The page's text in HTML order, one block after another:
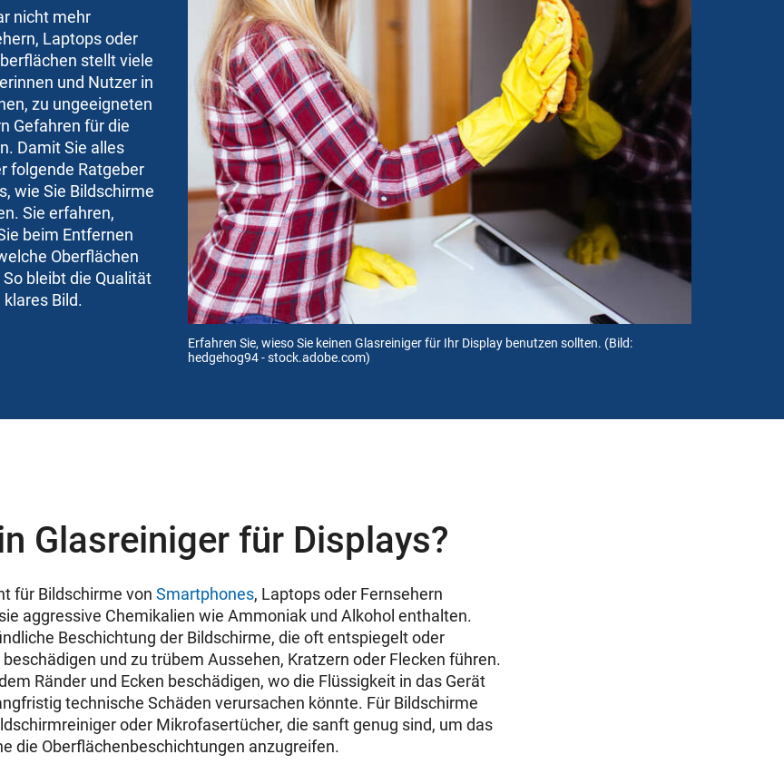
Erfahren Sie, wieso Sie keinen Glasreiniger für Ihr Display benutzen sollten. (Bild:
hedgehog94 - stock.adobe.com)
nicht mehr
Laptops oder
stellt viele
und Nutzer in
zu ungeeigneten
Gefahren für die
Damit Sie alles
folgende Ratgeber
wie Sie Bildschirme
Sie erfahren,
beim Entfernen
Oberflächen
bleibt die Qualität
Bild.
Glasreiniger für Displays?
für Bildschirme von Smartphones, Laptops oder Fernsehern
aggressive Chemikalien wie Ammoniak und Alkohol enthalten.
Beschichtung der Bildschirme, die oft entspiegelt oder
und zu trübem Aussehen, Kratzern oder Flecken führen.
Ränder und Ecken beschädigen, wo die Flüssigkeit in das Gerät
technische Schäden verursachen könnte. Für Bildschirme
oder Mikrofasertücher, die sanft genug sind, um das
die Oberflächenbeschichtungen anzugreifen.